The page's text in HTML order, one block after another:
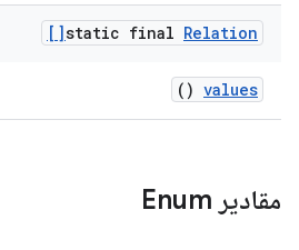
static final Relation[]
values
()
مقادیر Enum